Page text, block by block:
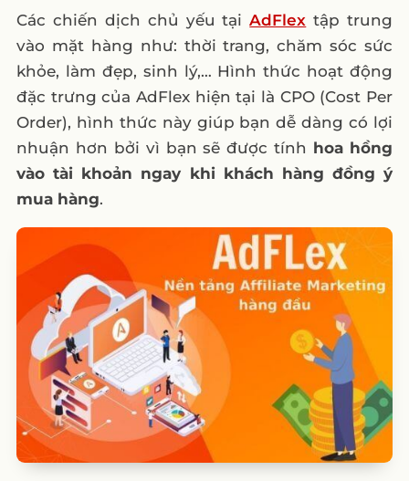
Các chiến dịch chủ yếu tạiAdFlex tập trung
vào mặt hàng như: thời trang, chăm sóc sức
khỏe, làm đẹp, sinh lý,… Hình thức hoạt động
đặc trưng của AdFlex hiện tại là CPO (Cost Per
Order), hình thức này giúp bạn dễ dàng có lợi
nhuận hơn bởi vì bạn sẽ được tính hoa hồng
vào tài khoản ngay khi khách hàng đồng ý
mua hàng.